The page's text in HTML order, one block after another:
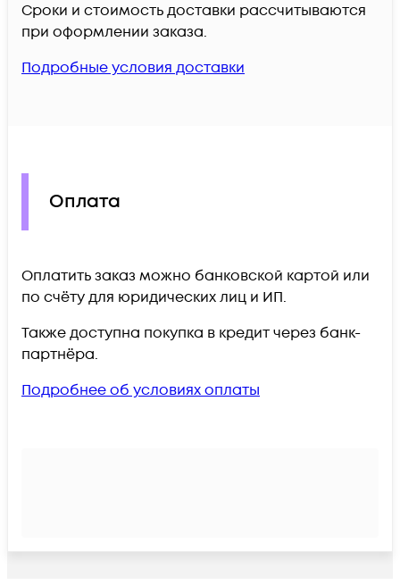
Сроки и стоимость доставки рассчитываются
при оформлении заказа.
Подробные условия доставки
Оплата
Оплатить заказ можно банковской картой или
по счёту для юридических лиц и ИП.
Также доступна покупка в кредит через банк-
партнёра.
Подробнее об условиях оплаты